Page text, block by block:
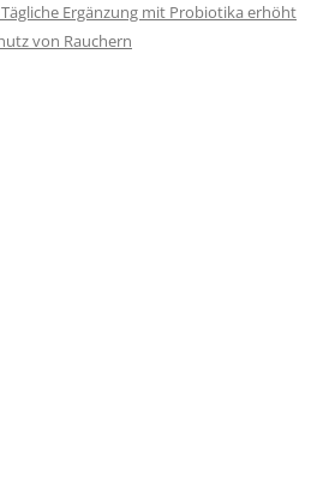
Ergänzung mit Probiotika erhöht
von Rauchern